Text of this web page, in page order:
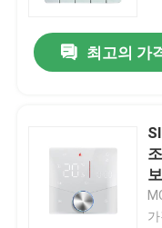
집
우리에 대하여
최고의 가